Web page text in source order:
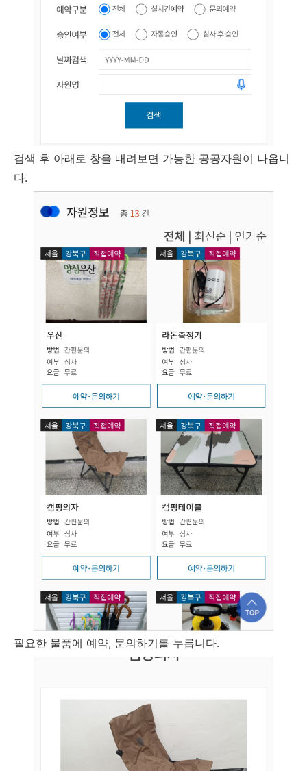
검색 후 아래로 창을 내려보면 가능한 공공자원이 나옵니
다.
필요한 물품에 예약, 문의하기를 누릅니다.